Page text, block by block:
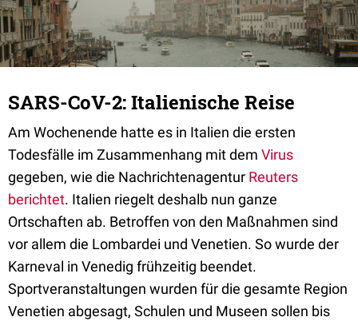
SARS-CoV-2: Italienische Reise
Am Wochenende hatte es in Italien die ersten
Todesfälle im Zusammenhang mit dem Virus
gegeben, wie die Nachrichtenagentur Reuters
berichtet. Italien riegelt deshalb nun ganze
Ortschaften ab. Betroffen von den Maßnahmen sind
vor allem die Lombardei und Venetien. So wurde der
Karneval in Venedig frühzeitig beendet.
Sportveranstaltungen wurden für die gesamte Region
Venetien abgesagt, Schulen und Museen sollen bis